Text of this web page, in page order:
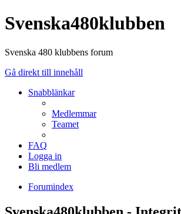
Svenska480klubben
Svenska 480 klubbens forum
Gå direkt till innehåll
Snabblänkar
Medlemmar
Teamet
FAQ
Logga in
Bli medlem
Forumindex